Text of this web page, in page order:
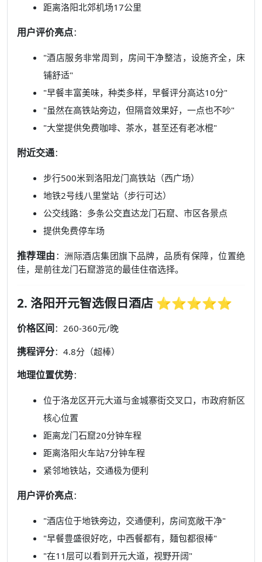
距离洛阳北郊机场17公里
用户评价亮点：
"酒店服务非常周到，房间干净整洁，设施齐全，床
铺舒适"
"早餐丰富美味，种类多样，早餐评分高达10分"
"虽然在高铁站旁边，但隔音效果好，一点也不吵"
"大堂提供免费咖啡、茶水，甚至还有老冰棍"
附近交通：
步行500米到洛阳龙门高铁站（西广场）
地铁2号线八里堂站（步行可达）
公交线路：多条公交直达龙门石窟、市区各景点
提供免费停车场
推荐理由 ：洲际酒店集团旗下品牌，品质有保障，位置绝
佳，是前往龙门石窟游览的最佳住宿选择。
2. 洛阳开元智选假日酒店 ⭐⭐⭐⭐⭐
价格区间：260-360元/晚
携程评分：4.8分（超棒）
地理位置优势：
位于洛龙区开元大道与金城寨街交叉口，市政府新区
核心位置
距离龙门石窟20分钟车程
距离洛阳火车站7分钟车程
紧邻地铁站，交通极为便利
用户评价亮点：
"酒店位于地铁旁边，交通便利，房间宽敞干净"
"早餐豊盛很好吃，中西餐都有，麺包都很棒"
"在11层可以看到开元大道，视野开阔"